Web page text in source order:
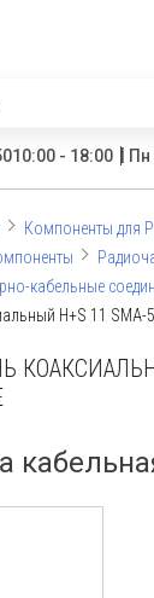
10:00 - 18:00 Пн
Компоненты для
кабельные
H+S 11 SMA-